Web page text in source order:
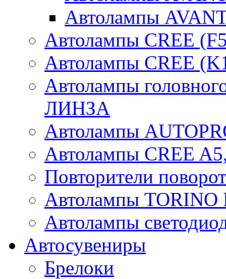
Автолампы
Автолампы CREE
Автолампы CREE
Автолампы
ЛИНЗА
Автолампы
Автолампы CREE
Повторители
Автолампы
Автолампы
Автосувениры
Брелоки